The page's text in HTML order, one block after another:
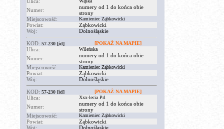
Numer:
numery od 1 do końca obie
strony
Miejscowość:
Kamieniec Ząbkowicki
Powiat:
Ząbkowicki
Woj:
Dolnośląskie
KOD: 57-230 [id] [POKAŻ NA MAPIE]
Ulica: Wileńska
Numer:
numery od 1 do końca obie
strony
Miejscowość:
Kamieniec Ząbkowicki
Powiat:
Ząbkowicki
Woj:
Dolnośląskie
KOD: 57-230 [id] [POKAŻ NA MAPIE]
Ulica: Xxx-lecia Prl
Numer:
numery od 1 do końca obie
strony
Miejscowość:
Kamieniec Ząbkowicki
Powiat:
Ząbkowicki
Woj:
Dolnośląskie